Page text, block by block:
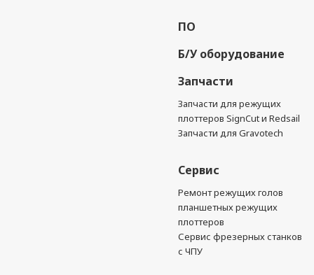
ПО
Б/У оборудование
Запчасти
Запчасти для режущих
плоттеров SignCut и Redsail
Запчасти для Gravotech
Сервис
Ремонт режущих голов
планшетных режущих
плоттеров
Сервис фрезерных станков
с ЧПУ